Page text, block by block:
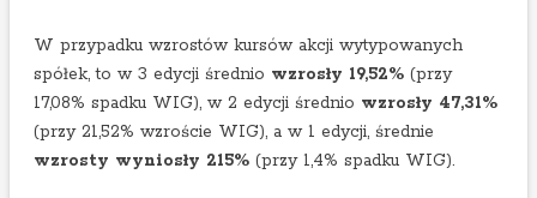
W przypadku wzrostów kursów akcji wytypowanych
spółek, to w 3 edycji średnio wzrosły 19,52%(przy
17,08% spadku WIG), w 2 edycji średnio wzrosły 47,31%
(przy 21,52% wzroście WIG), a w 1 edycji, średnie
wzrosty wyniosły 215%(przy 1,4% spadku WIG).